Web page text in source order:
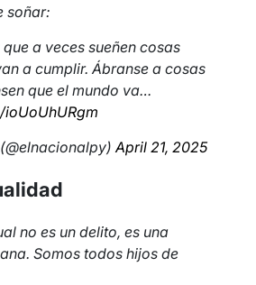
soñar:
a veces sueñen cosas
a cumplir. Ábranse a cosas
que el mundo va…
April 21, 2025
no es un delito, es una
Somos todos hijos de